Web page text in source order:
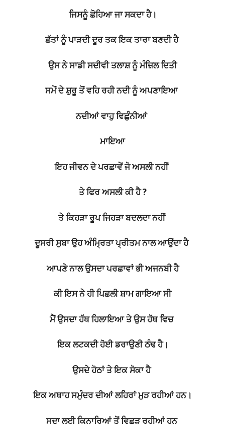
ਜਿਸਨੂੰ ਛੋਹਿਆ ਜਾ ਸਕਦਾ ਹੈ।
ਛੱਤਾਂ ਨੂੰ ਪਾੜਦੀ ਦੂਰ ਤਕ ਇਕ ਤਾਰਾ ਬਣਦੀ ਹੈ
ਉਸ ਨੇ ਸਾਡੀ ਸਦੀਵੀ ਤਲਾਸ਼ ਨੂੰ ਮੰਜ਼ਿਲ ਦਿਤੀ
ਸਮੇਂ ਦੇ ਸ਼ੁਰੂ ਤੋਂ ਵਹਿ ਰਹੀ ਨਦੀ ਨੂੰ ਅਪਣਾਇਆ
ਨਦੀਆਂ ਵਾਹੁ ਵਿਛੁੰਨੀਆਂ
ਮਾਇਆ
ਇਹ ਜੀਵਨ ਦੇ ਪਰਛਾਵੇਂ ਜੋ ਅਸਲੀ ਨਹੀਂ
ਤੇ ਫਿਰ ਅਸਲੀ ਕੀ ਹੈ ?
ਤੇ ਕਿਹੜਾ ਰੂਪ ਜਿਹੜਾ ਬਦਲਦਾ ਨਹੀਂ
ਦੂਸਰੀ ਸੁਬਾ ਉਹ ਅੰਮ੍ਰਿਤਾ ਪ੍ਰੀਤਮ ਨਾਲ ਆਉਂਦਾ ਹੈ
ਆਪਣੇ ਨਾਲ ਉਸਦਾ ਪਰਛਾਵਾਂ ਭੀ ਅਜਨਬੀ ਹੈ
ਕੀ ਇਸ ਨੇ ਹੀ ਪਿਛਲੀ ਸ਼ਾਮ ਗਾਇਆ ਸੀ
ਮੈਂ ਉਸਦਾ ਹੱਥ ਹਿਲਾਇਆ ਤੇ ਉਸ ਹੱਥ ਵਿਚ
ਇਕ ਲਟਕਦੀ ਹੋਈ ਡਰਾਉਣੀ ਠੰਢ ਹੈ।
ਉਸਦੇ ਹੋਠਾਂ ਤੇ ਇਕ ਸੋਕਾ ਹੈ
ਇਕ ਅਥਾਹ ਸਮੁੰਦਰ ਦੀਆਂ ਲਹਿਰਾਂ ਮੁੜ ਰਹੀਆਂ ਹਨ।
ਸਦਾ ਲਈ ਕਿਨਾਰਿਆਂ ਤੋਂ ਵਿਛੜ ਰਹੀਆਂ ਹਨ